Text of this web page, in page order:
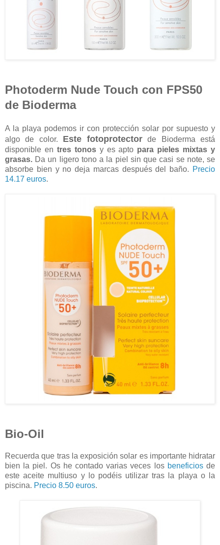
Photoderm Nude Touch con FPS50
de Bioderma
A la playa podemos ir con protección solar por supuesto y
algo de color. Este fotoprotector de Bioderma está
disponible en tres tonos y es apto para pieles mixtas y
grasas. Da un ligero tono a la piel sin que casi se note, se
absorbe bien y no deja marcas después del baño. Precio
14.17 euros.
Bio-Oil
Recuerda que tras la exposición solar es importante hidratar
bien la piel. Os he contado varias veces los beneficiosde
este aceite multiuso y lo podéis utilizar tras la playa o la
piscina. Precio 8.50 euros.